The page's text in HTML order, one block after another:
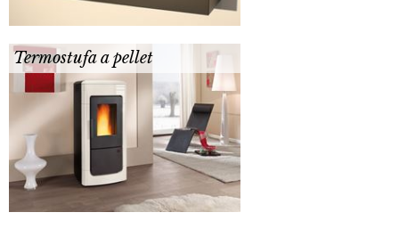
Termostufa a pellet